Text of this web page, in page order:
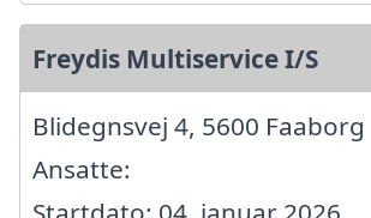
Freydis Multiservice I/S
Blidegnsvej 4, 5600 Faaborg
Ansatte: